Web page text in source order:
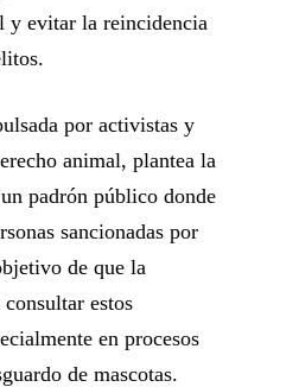
y evitar la reincidencia
por activistas y
animal, plantea la
padrón público donde
sancionadas por
de que la
estos
en procesos
de mascotas.